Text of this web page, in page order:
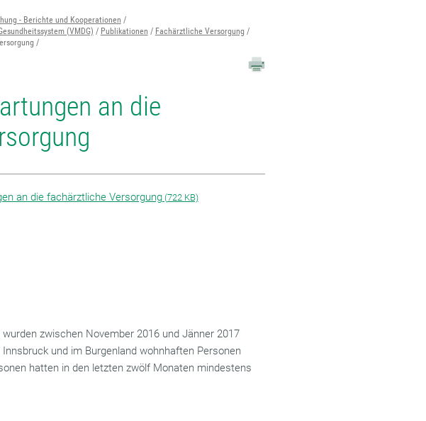
- Berichte und Kooperationen
(VMDG)
Publikationen
Fachärztliche Versorgung
an die
an die fachärztliche Versorgung(722 KB)
zwischen November 2016 und Jänner 2017
und im Burgenland wohnhaften Personen
hatten in den letzten zwölf Monaten mindestens